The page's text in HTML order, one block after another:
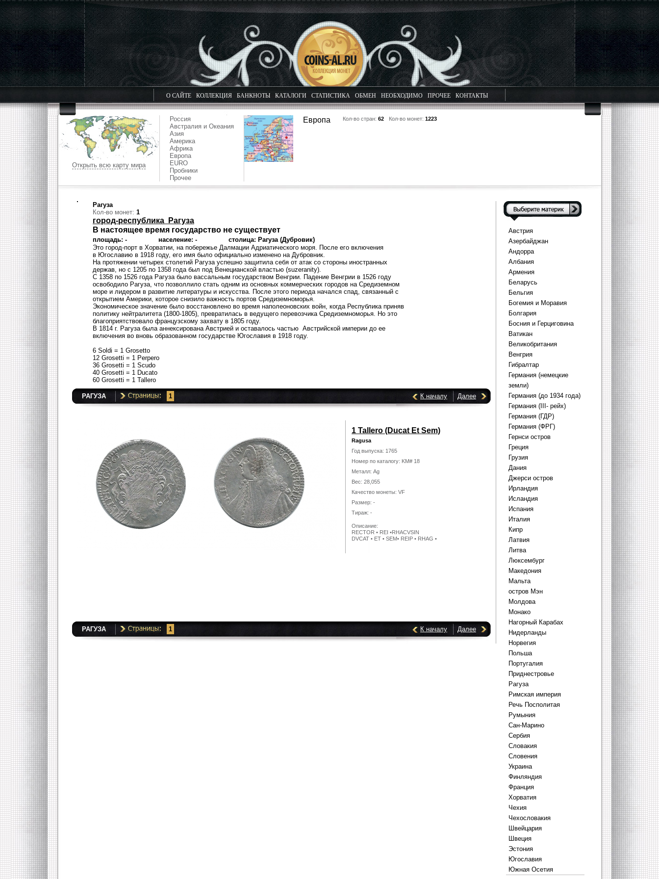
О САЙТЕ КОЛЛЕКЦИЯ БАНКНОТЫ КАТАЛОГИ СТАТИСТИКА ОБМЕН НЕОБХОДИМО ПРОЧЕЕ КОНТАКТЫ
Открыть всю карту мира
Россия
Австралия и Океания
Азия
Америка
Африка
Европа
EURO
Пробники
Прочее
Европа Кол-во стран: 62 Кол-во монет: 1223
Австрия
Азербайджан
Андорра
Албания
Армения
Беларусь
Бельгия
Богемия и Моравия
Болгария
Босния и Герциговина
Ватикан
Великобритания
Венгрия
Гибралтар
Германия (немецкие
земли)
Германия (до 1934 года)
Германия (III- рейх)
Германия (ГДР)
Германия (ФРГ)
Гернси остров
Греция
Грузия
Дания
Джерси остров
Ирландия
Исландия
Испания
Италия
Кипр
Латвия
Литва
Люксембург
Македония
Мальта
остров Мэн
Молдова
Монако
Нагорный Карабах
Нидерланды
Норвегия
Польша
Португалия
Приднестровье
Рагуза
Римская империя
Речь Посполитая
Румыния
Сан-Марино
Сербия
Словакия
Словения
Украина
Финляндия
Франция
Хорватия
Чехия
Чехословакия
Швейцария
Швеция
Эстония
Югославия
Южная Осетия
Рагуза
Кол-во монет: 1
город-республика Рагуза
В настоящее время государство не существует
площадь: - население: - столица: Рагуза (Дубровик)
Это город-порт в Хорватии, на побережье Далмации Адриатического моря. После его включения
в Югославию в 1918 году, его имя было официально изменено на Дубровник.
На протяжении четырех столетий Рагуза успешно защитила себя от атак со стороны иностранных
держав, но с 1205 по 1358 года был под Венецианской властью (suzeranity).
С 1358 по 1526 года Рагуза было вассальным государством Венгрии. Падение Венгрии в 1526 году
освободило Рагуза, что позволлило стать одним из основных коммерческих городов на Средиземном
море и лидером в развитие литературы и искусства. После этого периода начался спад, связанный с
открытием Америки, которое снизило важность портов Средиземноморья.
Экономическое значение было восстановлено во время наполеоновских войн, когда Республика приняв
политику нейтралитета (1800-1805), превратилась в ведущего перевозчика Средиземноморья. Но это
благоприятствовало французскому захвату в 1805 году.
В 1814 г. Рагуза была аннексирована Австрией и оставалось частью Австрийской империи до ее
включения во вновь образованном государстве Югославия в 1918 году.
6 Soldi = 1 Grosetto
12 Grosetti = 1 Perpero
36 Grosetti = 1 Scudo
40 Grosetti = 1 Ducato
60 Grosetti = 1 Tallero
РАГУЗА 1 К началу Далее
1 Tallero (Ducat Et Sem)
Ragusa
Год выпуска: 1765
Номер по каталогу: KM# 18
Металл: Ag
Вес: 28,055
Качество монеты: VF
Размер: -
Тираж: -
Описание:
RECTOR • REI •RHACVSIN
DVCAT • ET • SEM• REIP • RHAG •
РАГУЗА 1 К началу Далее